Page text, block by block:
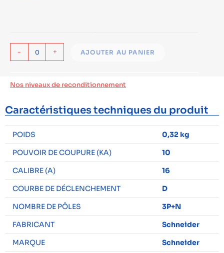
- + AJOUTER AU PANIER
Nos niveaux de reconditionnement
Caractéristiques techniques du produit
POIDS
0,32 kg
POUVOIR DE COUPURE (KA)
10
CALIBRE (A)
16
COURBE DE DÉCLENCHEMENT
D
NOMBRE DE PÔLES
3P+N
FABRICANT
Schneider
MARQUE
Schneider